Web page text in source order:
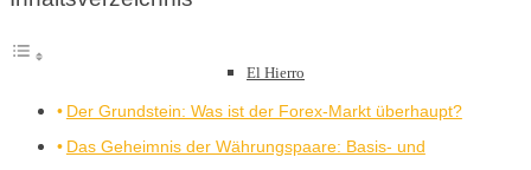
El Hierro
Der Grundstein: Was ist der Forex-Markt überhaupt?
Das Geheimnis der Währungspaare: Basis- und